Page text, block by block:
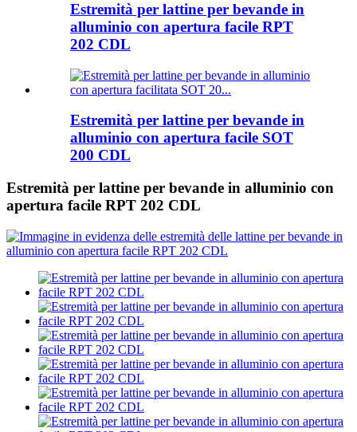
Estremità per lattine per bevande in
alluminio con apertura facile RPT
202 CDL
Estremità per lattine per bevande in
alluminio con apertura facile SOT
200 CDL
Estremità per lattine per bevande in alluminio con
apertura facile RPT 202 CDL